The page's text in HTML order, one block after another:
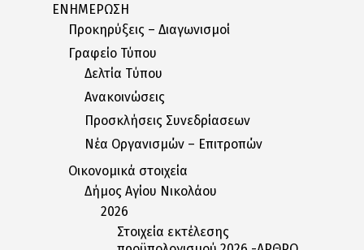
ΕΝΗΜΕΡΩΣΗ
Προκηρύξεις – Διαγωνισμοί
Γραφείο Τύπου
Δελτία Tύπου
Ανακοινώσεις
Προσκλήσεις Συνεδρίασεων
Nέα Oργανισμών – Eπιτροπών
Οικονομικά στοιχεία
Δήμος Αγίου Νικολάου
2026
Στοιχεία εκτέλεσης